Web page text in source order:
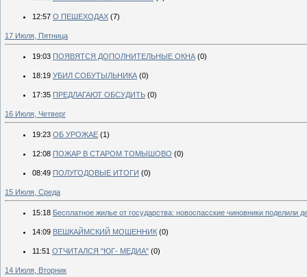
12:57 О ПЕШЕХОДАХ (7)
17 Июля, Пятница
19:03 ПОЯВЯТСЯ ДОПОЛНИТЕЛЬНЫЕ ОКНА (0)
18:19 УБИЛ СОБУТЫЛЬНИКА (0)
17:35 ПРЕДЛАГАЮТ ОБСУДИТЬ (0)
16 Июля, Четверг
19:23 ОБ УРОЖАЕ (1)
12:08 ПОЖАР В СТАРОМ ТОМЫШОВО (0)
08:49 ПОЛУГОДОВЫЕ ИТОГИ (0)
15 Июля, Среда
15:18 Бесплатное жилье от государства: новоспасские чиновники поделили
14:09 ВЕШКАЙМСКИЙ МОШЕННИК (0)
11:51 ОТЧИТАЛСЯ "ЮГ- МЕДИА" (0)
14 Июля, Вторник